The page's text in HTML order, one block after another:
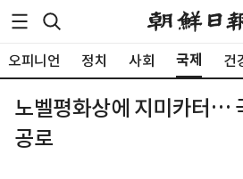
오피니언 정치 사회 국제 건
노벨평화상에 지미카터…
공로